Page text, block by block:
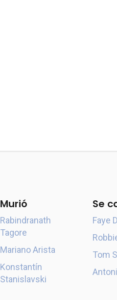
Murió
Rabindranath
Tagore
Mariano Arista
Konstantín
Stanislavski
Se
Faye
Tom